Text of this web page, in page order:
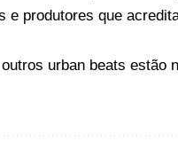
produtores que
urban beats estão